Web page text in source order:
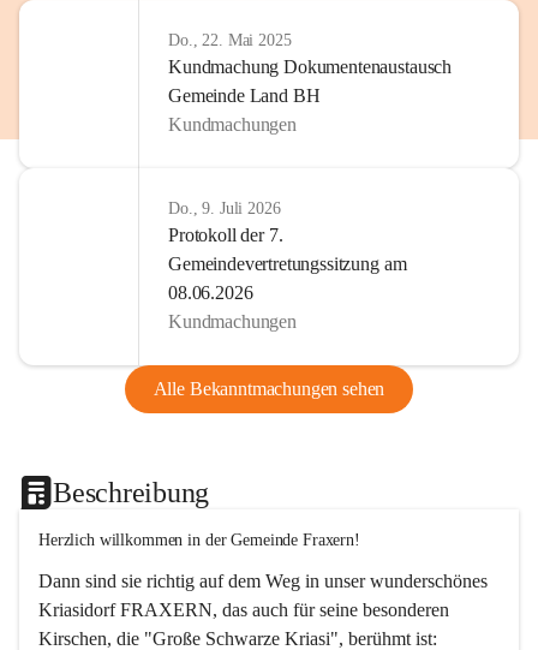
Do., 22. Mai 2025
Kundmachung Dokumentenaustausch
Gemeinde Land BH
Kundmachungen
Do., 9. Juli 2026
Protokoll der 7.
Gemeindevertretungssitzung am
08.06.2026
Kundmachungen
Alle Bekanntmachungen sehen
Beschreibung
Herzlich willkommen in der Gemeinde Fraxern!
Dann sind sie richtig auf dem Weg in unser wunderschönes
Kriasidorf FRAXERN, das auch für seine besonderen
Kirschen, die "Große Schwarze Kriasi", berühmt ist: